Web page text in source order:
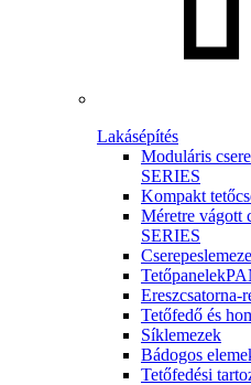
Lakásépítés
Moduláris
SERIES
Kompakt
Méretre vágott
SERIES
Tetőpanelek
Ereszcsatorna-
Tetőfedő és
Síklemezek
Bádogos
Tetőfedési